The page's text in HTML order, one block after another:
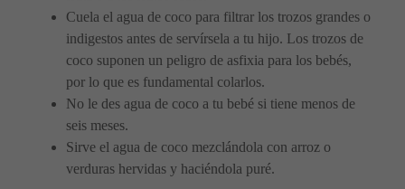
Cuela el agua de coco para filtrar los trozos grandes o
indigestos antes de servírsela a tu hijo. Los trozos de
coco suponen un peligro de asfixia para los bebés,
por lo que es fundamental colarlos.
No le des agua de coco a tu bebé si tiene menos de
seis meses.
Sirve el agua de coco mezclándola con arroz o
verduras hervidas y haciéndola puré.